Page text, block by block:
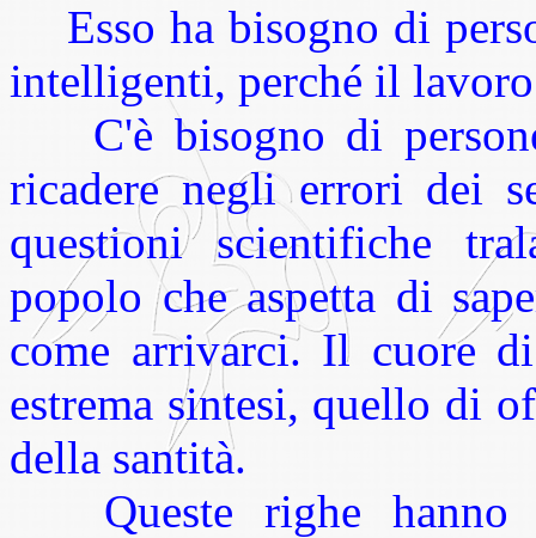
Esso ha bisogno di
intelligenti, perché il
C'è bisogno di
ricadere negli errori dei
questioni scientifiche
popolo che aspetta di
come arrivarci. Il cuore
estrema sintesi, quello di
della santità.
Queste righe hanno